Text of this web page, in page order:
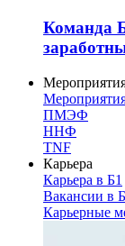
Команда
ПМЭФ
ННФ
TNF
Карьера
Карьера в Б1
Вакансии в
Карьерные